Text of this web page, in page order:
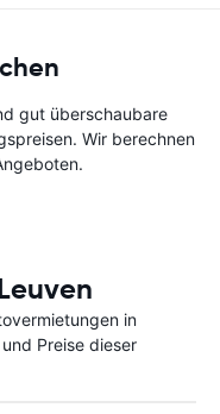
gut überschaubare
Wir berechnen
in
Preise dieser